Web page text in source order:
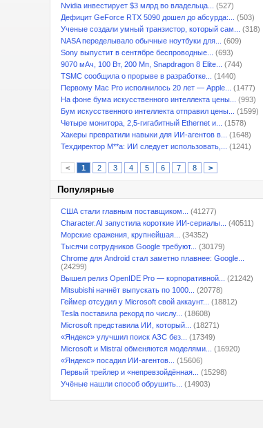
Nvidia инвестирует $3 млрд во владельца...
(527)
Дефицит GeForce RTX 5090 дошел до абсурда:...
(503)
Ученые создали умный транзистор, который сам...
(318)
NASA переделывало обычные ноутбуки для...
(609)
Sony выпустит в сентябре беспроводные...
(693)
9070 мАч, 100 Вт, 200 Мп, Snapdragon 8 Elite...
(744)
TSMC сообщила о прорыве в разработке...
(1440)
Первому Mac Pro исполнилось 20 лет — Apple...
(1477)
На фоне бума искусственного интеллекта цены...
(993)
Бум искусственного интеллекта отправил цены...
(1599)
Четыре монитора, 2,5-гигабитный Ethernet и...
(1578)
Хакеры превратили навыки для ИИ-агентов в...
(1648)
Техдиректор M**a: ИИ следует использовать,...
(1241)
< 1 2 3 4 5 6 7 8 >
Популярные
США стали главным поставщиком...
(41277)
Character.AI запустила короткие ИИ-сериалы...
(40511)
Морские сражения, крупнейшая...
(34352)
Тысячи сотрудников Google требуют...
(30179)
Chrome для Android стал заметно плавнее: Google...
(24299)
Вышел релиз OpenIDE Pro — корпоративной...
(21242)
Mitsubishi начнёт выпускать по 1000...
(20778)
Геймер отсудил у Microsoft свой аккаунт...
(18812)
Tesla поставила рекорд по числу...
(18608)
Microsoft представила ИИ, который...
(18271)
«Яндекс» улучшил поиск АЗС без...
(17349)
Microsoft и Mistral обменяются моделями...
(16920)
«Яндекс» посадил ИИ-агентов...
(15606)
Первый трейлер и «непревзойдённая...
(15298)
Учёные нашли способ обрушить...
(14903)